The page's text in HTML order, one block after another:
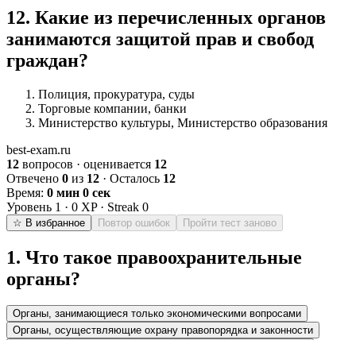
12. Какие из перечисленных органов
занимаются защитой прав и свобод
граждан?
Полиция, прокуратура, суды
Торговые компании, банки
Министерство культуры, Министерство образования
best-exam.ru
12 вопросов · оценивается 12
Отвечено 0 из 12 · Осталось 12
Время: 0 мин 0 сек
Уровень 1 · 0 XP · Streak 0
☆ В избранное Повтор ошибок Пройти тест заново
1. Что такое правоохранительные
органы?
Органы, занимающиеся только экономическими вопросами
Органы, осуществляющие охрану правопорядка и законности